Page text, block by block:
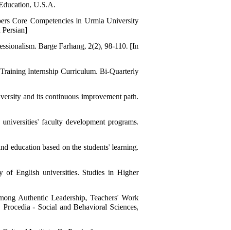
U.S.A.
Core Competencies in Urmia University
Barge Farhang, 2(2), 98-110. [In
Internship Curriculum. Bi-Quarterly
and its continuous improvement path.
faculty development programs.
education based on the students' learning.
of English universities. Studies in Higher
Authentic Leadership, Teachers' Work
- Social and Behavioral Sciences,